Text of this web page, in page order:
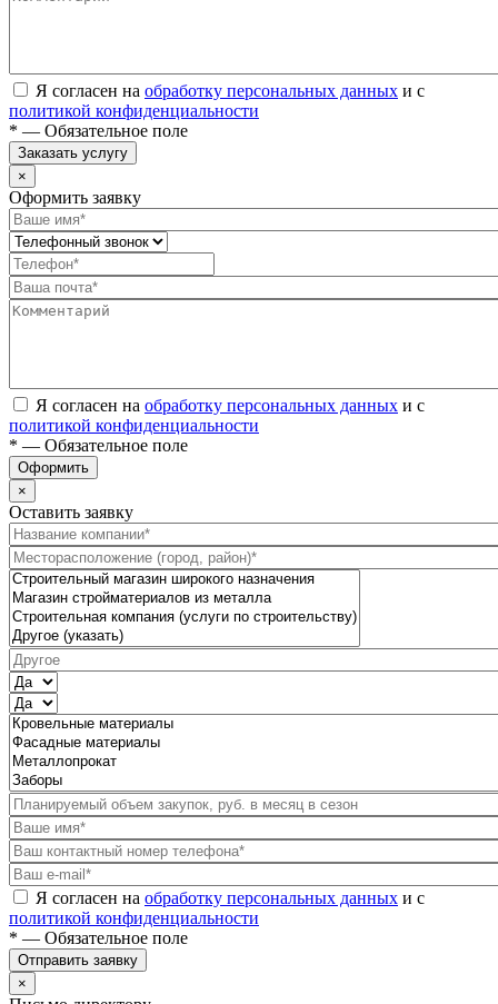
Я согласен на обработку персональных данных и с
политикой конфиденциальности
* — Обязательное поле
Заказать услугу
×
Оформить заявку
Я согласен на обработку персональных данных и с
политикой конфиденциальности
* — Обязательное поле
Оформить
×
Оставить заявку
Я согласен на обработку персональных данных и с
политикой конфиденциальности
* — Обязательное поле
Отправить заявку
×